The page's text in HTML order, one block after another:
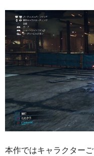
本作ではキャラクター